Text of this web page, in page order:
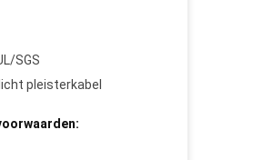
SGS
pleisterkabel